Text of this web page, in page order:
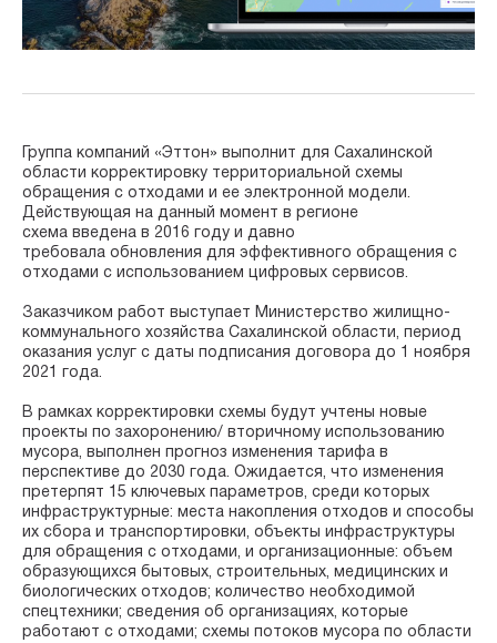
Группа компаний «Эттон» выполнит для Сахалинской
области корректировку территориальной схемы
обращения с отходами и ее электронной модели.
Действующая на данный момент в регионе
схема введена в 2016 году и давно
требовала обновления для эффективного обращения с
отходами с использованием цифровых сервисов.
Заказчиком работ выступает Министерство жилищно-
коммунального хозяйства Сахалинской области, период
оказания услуг с даты подписания договора до 1 ноября
2021 года.
В рамках корректировки схемы будут учтены новые
проекты по захоронению/ вторичному использованию
мусора, выполнен прогноз изменения тарифа в
перспективе до 2030 года. Ожидается, что изменения
претерпят 15 ключевых параметров, среди которых
инфраструктурные: места накопления отходов и способы
их сбора и транспортировки, объекты инфраструктуры
для обращения с отходами, и организационные: объем
образующихся бытовых, строительных, медицинских и
биологических отходов; количество необходимой
спецтехники; сведения об организациях, которые
работают с отходами; схемы потоков мусора по области